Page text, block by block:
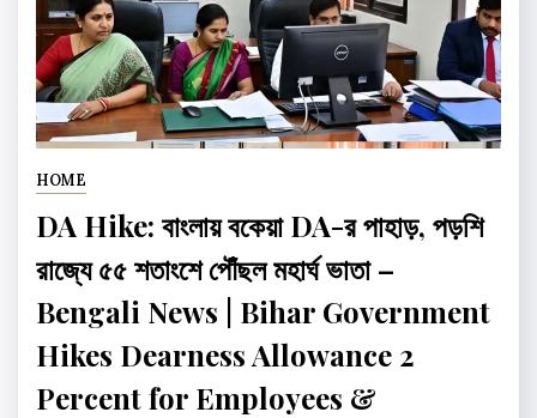
HOME
DA Hike: বাংলায় বকেয়া DA-র পাহাড়, পড়শি
রাজ্যে ৫৫ শতাংশে পৌঁছল মহার্ঘ ভাতা –
Bengali News | Bihar Government
Hikes Dearness Allowance 2
Percent for Employees &